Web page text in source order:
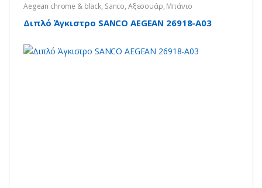
Aegean chrome & black, Sanco, Αξεσουάρ, Μπάνιο
Διπλό Άγκιστρο SANCO AEGEAN 26918-Α03